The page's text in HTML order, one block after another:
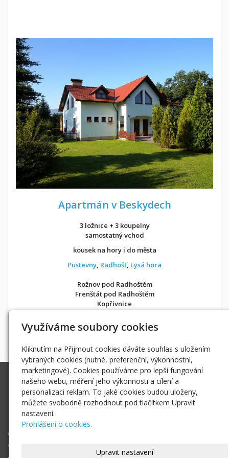
Apartmán v Beskydech
3 ložnice + 3 koupelny
samostatný vchod
kousek na hory i do města
Pustevny, Radhošť, Lysá hora
Rožnov pod Radhoštěm
Frenštát pod Radhoštěm
Kopřivnice
Možnost objednání ubytování také přesAirbnb
Ing. Radek Hoďák
Tichá 502, 742 74 Tichá
IČ: 18979661
radek@hodak.cz
Webové kamery
Vložte webkameru
Využíváme soubory cookies
Kliknutím na Přijmout cookies dáváte souhlas s uložením
vybraných cookies (nutné, preferenční, výkonnostní,
marketingové). Cookies používáme pro lepší fungování
našeho webu, měření jeho výkonnosti a cílení a
personalizaci reklam. To jaké cookies budou uloženy,
můžete svobodně rozhodnout pod tlačítkem Upravit
nastavení.
Prohlášení o cookies.
Upravit nastavení